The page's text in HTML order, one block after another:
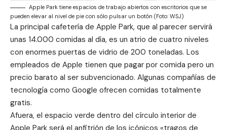
Apple Park tiene espacios de trabajo abiertos con escritorios que se
pueden elevar al nivel de pie con sólo pulsar un botón (Foto: WSJ)
La principal cafetería de Apple Park, que al parecer servirá
unas 14.000 comidas al día, es un atrio de cuatro niveles
con enormes puertas de vidrio de 200 toneladas. Los
empleados de Apple tienen que pagar por comida pero un
precio barato al ser subvencionado. Algunas compañías de
tecnología como Google ofrecen comidas totalmente
gratis.
Afuera, el espacio verde dentro del círculo interior de